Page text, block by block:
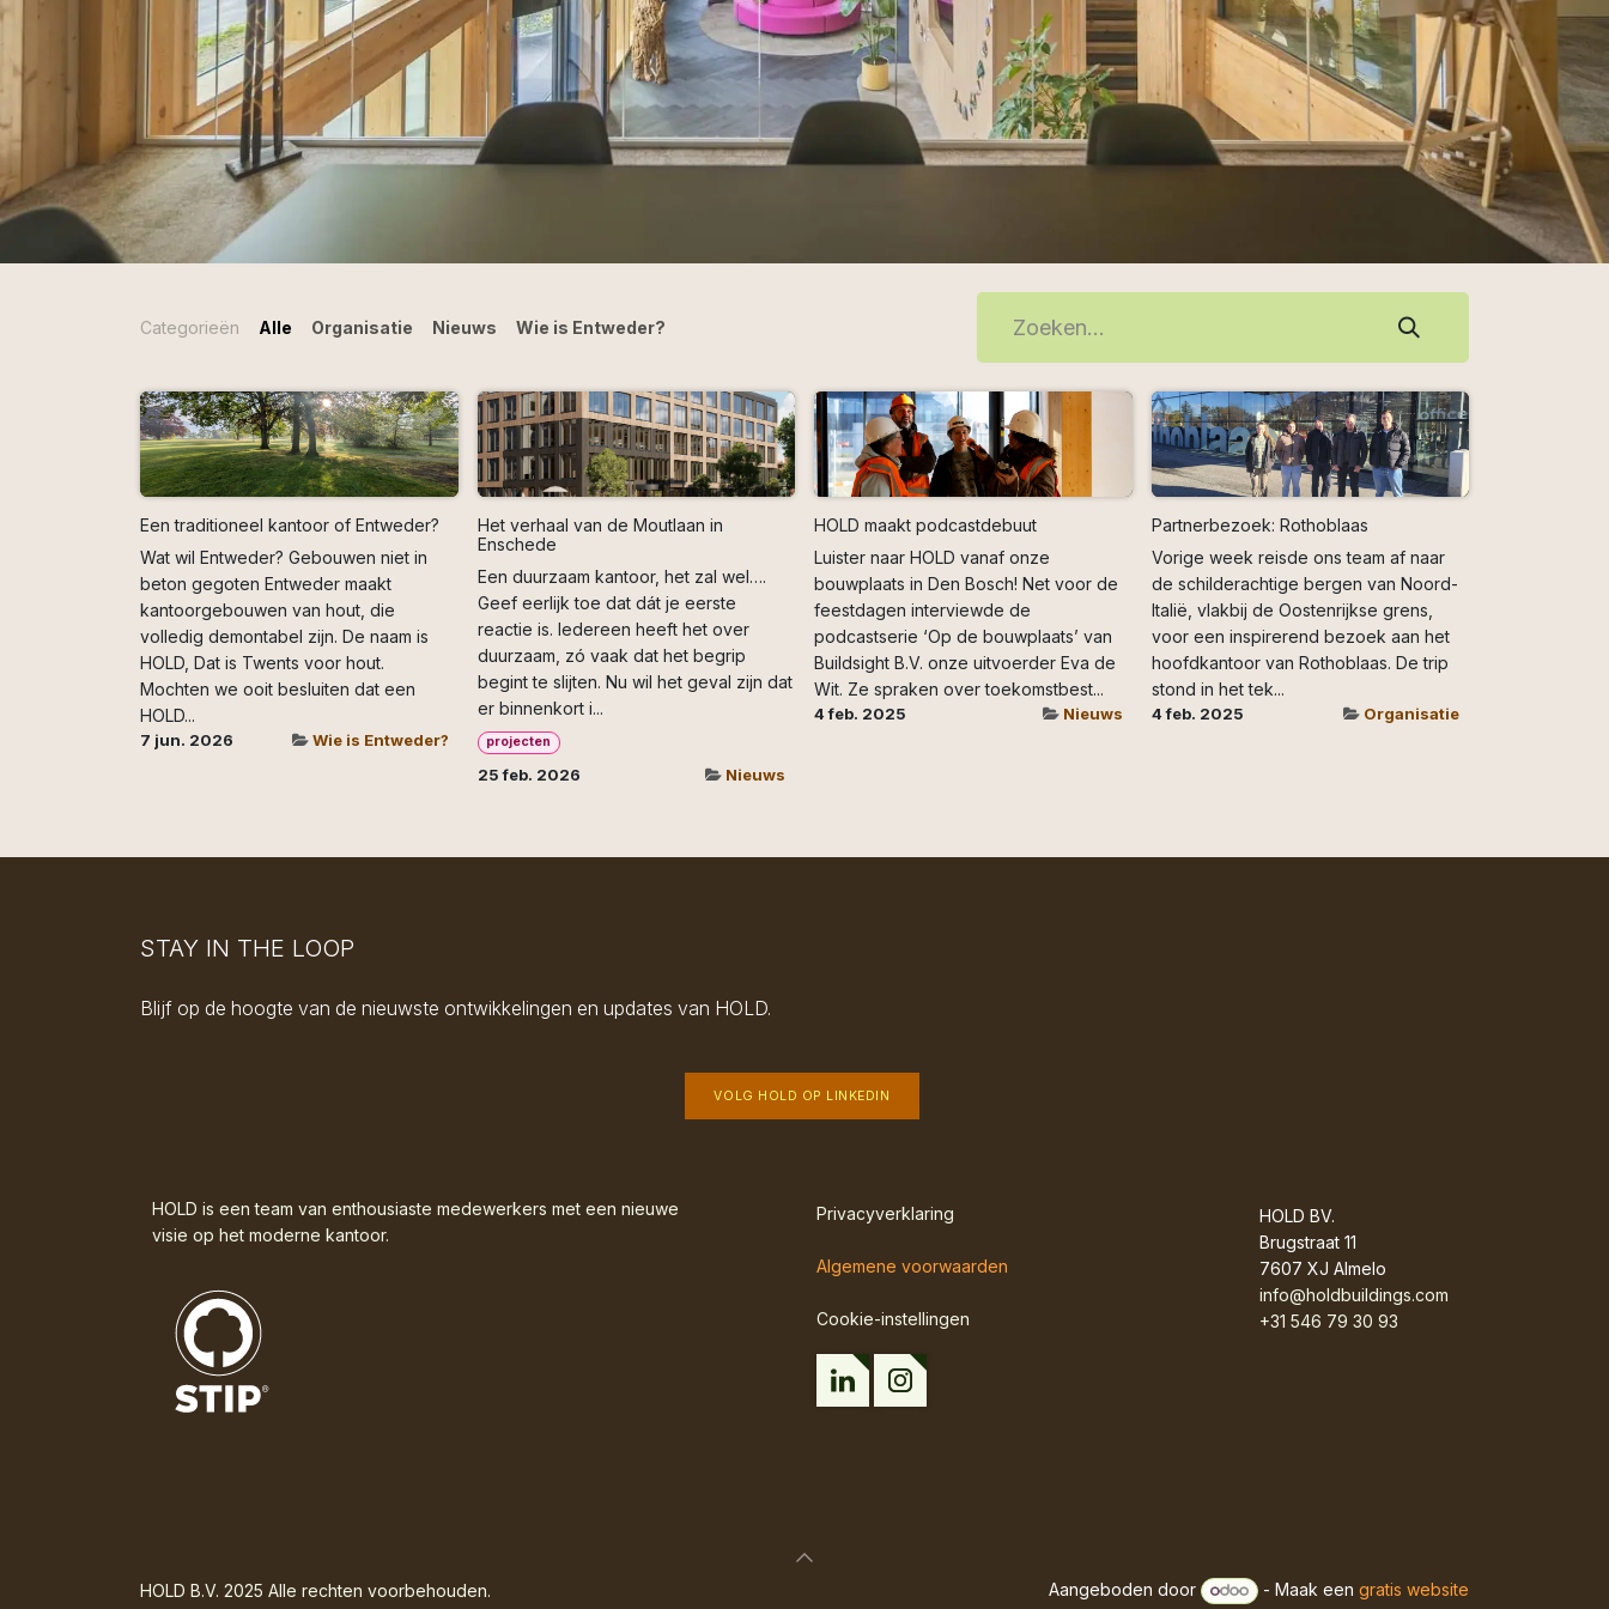
Categorieën Alle Organisatie Nieuws Wie is Entweder?
Een traditioneel kantoor of Entweder?
Wat wil Entweder? Gebouwen niet in
beton gegoten Entweder maakt
kantoorgebouwen van hout, die
volledig demontabel zijn. De naam is
HOLD, Dat is Twents voor hout.
Mochten we ooit besluiten dat een
HOLD...
7 jun. 2026 Wie is Entweder?
Het verhaal van de Moutlaan in
Enschede
Een duurzaam kantoor, het zal wel….
Geef eerlijk toe dat dát je eerste
reactie is. Iedereen heeft het over
duurzaam, zó vaak dat het begrip
begint te slijten. Nu wil het geval zijn dat
er binnenkort i...
projecten
25 feb. 2026 Nieuws
HOLD maakt podcastdebuut
Luister naar HOLD vanaf onze
bouwplaats in Den Bosch! Net voor de
feestdagen interviewde de
podcastserie ‘Op de bouwplaats’ van
Buildsight B.V. onze uitvoerder Eva de
Wit. Ze spraken over toekomstbest...
4 feb. 2025 Nieuws
Partnerbezoek: Rothoblaas
Vorige week reisde ons team af naar
de schilderachtige bergen van Noord-
Italië, vlakbij de Oostenrijkse grens,
voor een inspirerend bezoek aan het
hoofdkantoor van Rothoblaas. De trip
stond in het tek...
4 feb. 2025 Organisatie
STAY IN THE LOOP
Blijf op de hoogte van de nieuwste ontwikkelingen en updates van HOLD.
VOLG HOLD OP LINKEDIN
HOLD is een team van enthousiaste medewerkers met een nieuwe
visie op het moderne kantoor.
Privacyverklaring
Algemene voorwaarden
Cookie-instellingen
HOLD BV.
Brugstraat 11
7607 XJ Almelo
info@holdbuildings.com
+31 546 79 30 93
HOLD B.V. 2025 Alle rechten voorbehouden. Aangeboden door - Maak een gratis website